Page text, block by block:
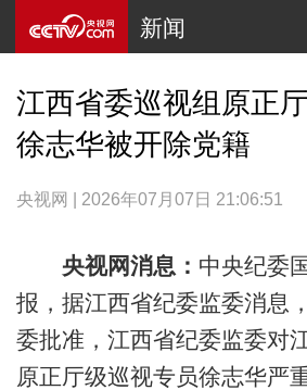
新闻
江西省委巡视组原正
徐志华被开除党籍
央视网 | 2026年07月07日 21:06:51
央视网消息： 中央纪委
报，据江西省纪委监委消息
委批准，江西省纪委监委对
原正厅级巡视专员徐志华严